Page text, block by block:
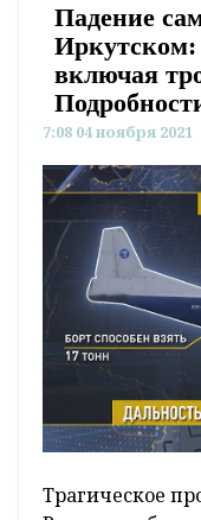
Падение
Иркутском:
включая
7:08 04 ноября 2021
Трагическое